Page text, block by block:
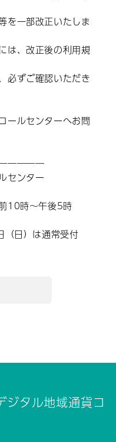
を一部改正いたしま
は、改正後の利用規
必ずご確認いただき
ールセンターへお問
センター
10時～午後5時
）は通常受付
ジタル地域通貨コ